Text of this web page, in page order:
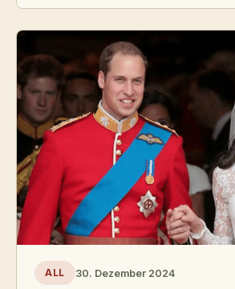
ALL 30. Dezember 2024